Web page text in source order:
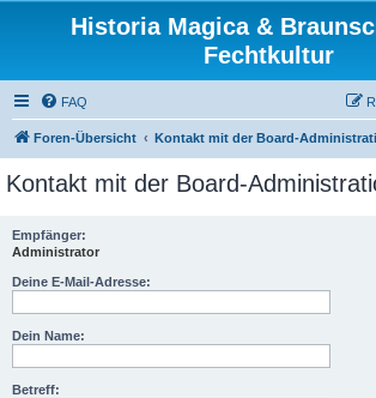
Historia Magica &
Fechtkultur
FAQ
Foren-Übersicht Kontakt mit der Board-
Kontakt mit der Board-
Empfänger:
Administrator
Deine E-Mail-Adresse:
Dein Name:
Betreff: